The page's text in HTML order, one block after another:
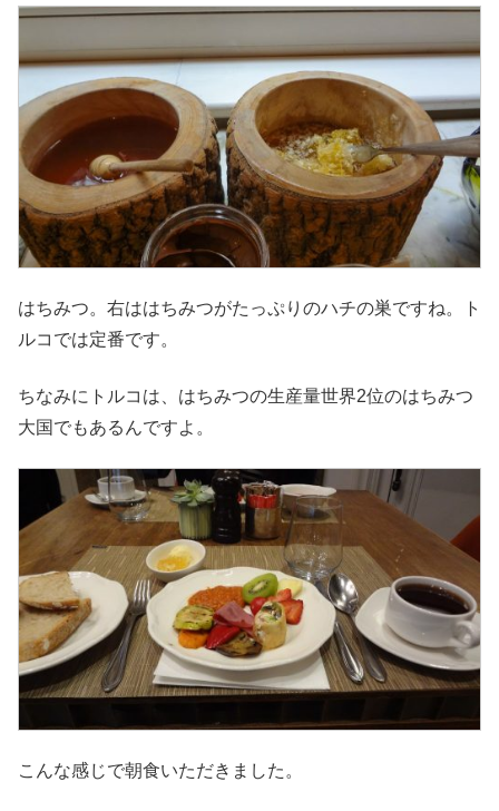
はちみつ。右ははちみつがたっぷりのハチの巣ですね。ト
ルコでは定番です。
ちなみにトルコは、はちみつの生産量世界2位のはちみつ
大国でもあるんですよ。
こんな感じで朝食いただきました。